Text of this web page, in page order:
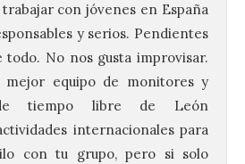
con jóvenes en España
y serios. Pendientes
No nos gusta improvisar.
equipo de monitores y
de tiempo libre de León
internacionales para
con tu grupo, pero si solo